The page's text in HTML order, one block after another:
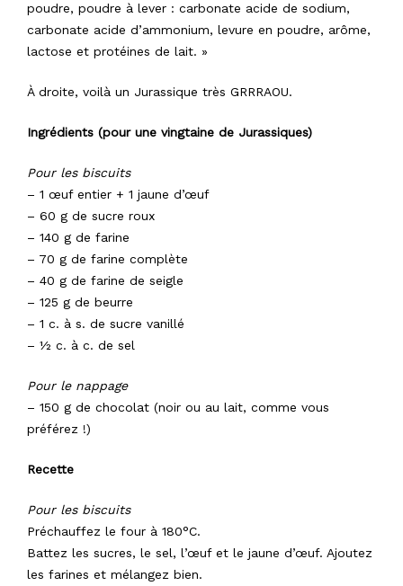
poudre, poudre à lever : carbonate acide de sodium,
carbonate acide d’ammonium, levure en poudre, arôme,
lactose et protéines de lait. »
À droite, voilà un Jurassique très GRRRAOU.
Ingrédients (pour une vingtaine de Jurassiques)
Pour les biscuits
– 1 œuf entier + 1 jaune d’œuf
– 60 g de sucre roux
– 140 g de farine
– 70 g de farine complète
– 40 g de farine de seigle
– 125 g de beurre
– 1 c. à s. de sucre vanillé
– ½ c. à c. de sel
Pour le nappage
– 150 g de chocolat (noir ou au lait, comme vous
préférez !)
Recette
Pour les biscuits
Préchauffez le four à 180°C.
Battez les sucres, le sel, l’œuf et le jaune d’œuf. Ajoutez
les farines et mélangez bien.